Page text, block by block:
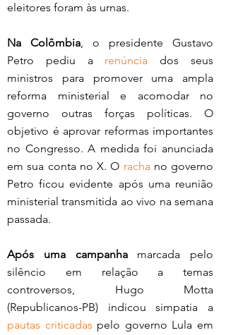
eleitores foram às urnas.
Na Colômbia, o presidente Gustavo
Petro pediu a renúncia dos seus
ministros para promover uma ampla
reforma ministerial e acomodar no
governo outras forças políticas. O
objetivo é aprovar reformas importantes
no Congresso. A medida foi anunciada
em sua conta no X. O racha no governo
Petro ficou evidente após uma reunião
ministerial transmitida ao vivo na semana
passada.
Após uma campanha marcada pelo
silêncio em relação a temas
controversos, Hugo Motta
pautas criticadas pelo governo Lula em